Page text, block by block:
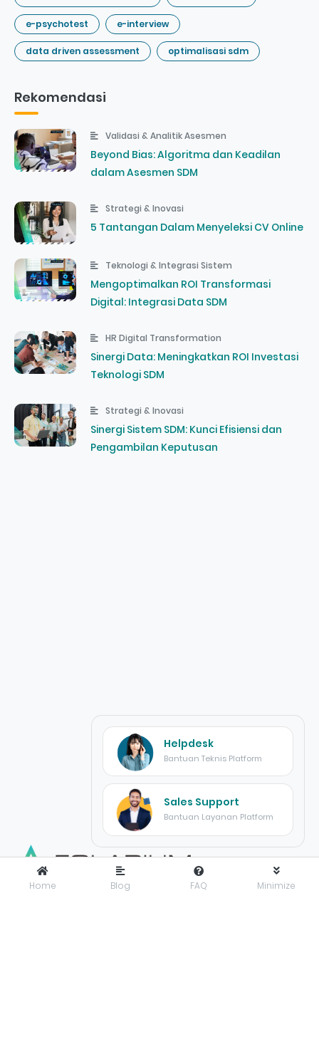
e-psychotest e-interview
data driven assessment optimalisasi sdm
Rekomendasi
Validasi & Analitik Asesmen
Beyond Bias: Algoritma dan Keadilan
dalam Asesmen SDM
Strategi & Inovasi
5 Tantangan Dalam Menyeleksi CV Online
Teknologi & Integrasi Sistem
Mengoptimalkan ROI Transformasi
Digital: Integrasi Data SDM
HR Digital Transformation
Sinergi Data: Meningkatkan ROI Investasi
Teknologi SDM
Strategi & Inovasi
Sinergi Sistem SDM: Kunci Efisiensi dan
Pengambilan Keputusan
Home Blog FAQ Minimize
Helpdesk
Bantuan Teknis Platform
Sales Support
Bantuan Layanan Platform